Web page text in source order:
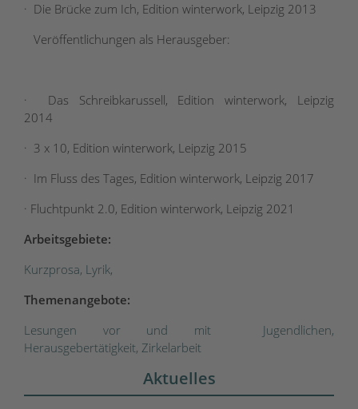
· Die Brücke zum Ich, Edition winterwork, Leipzig 2013
Veröffentlichungen als Herausgeber:
· Das Schreibkarussell, Edition winterwork, Leipzig
2014
· 3 x 10, Edition winterwork, Leipzig 2015
· Im Fluss des Tages, Edition winterwork, Leipzig 2017
· Fluchtpunkt 2.0, Edition winterwork, Leipzig 2021
Arbeitsgebiete:
Kurzprosa, Lyrik,
Themenangebote:
Lesungen vor und mit Jugendlichen,
Herausgebertätigkeit, Zirkelarbeit
Aktuelles